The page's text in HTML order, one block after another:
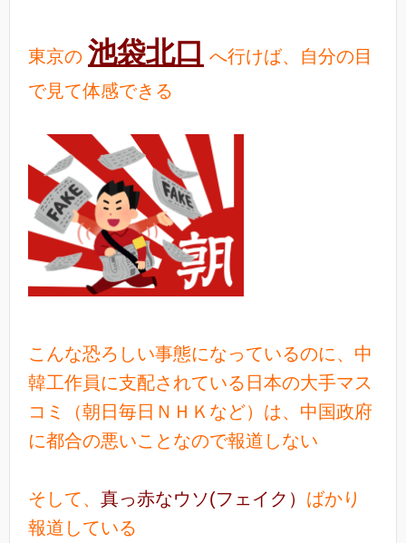
東京の 池袋北口 へ行けば、自分の目
で見て体感できる
こんな恐ろしい事態になっているのに、中
韓工作員に支配されている日本の大手マス
コミ（朝日毎日ＮＨＫなど）は、中国政府
に都合の悪いことなので報道しない
そして、 真っ赤なウソ(フェイク） ばかり
報道している